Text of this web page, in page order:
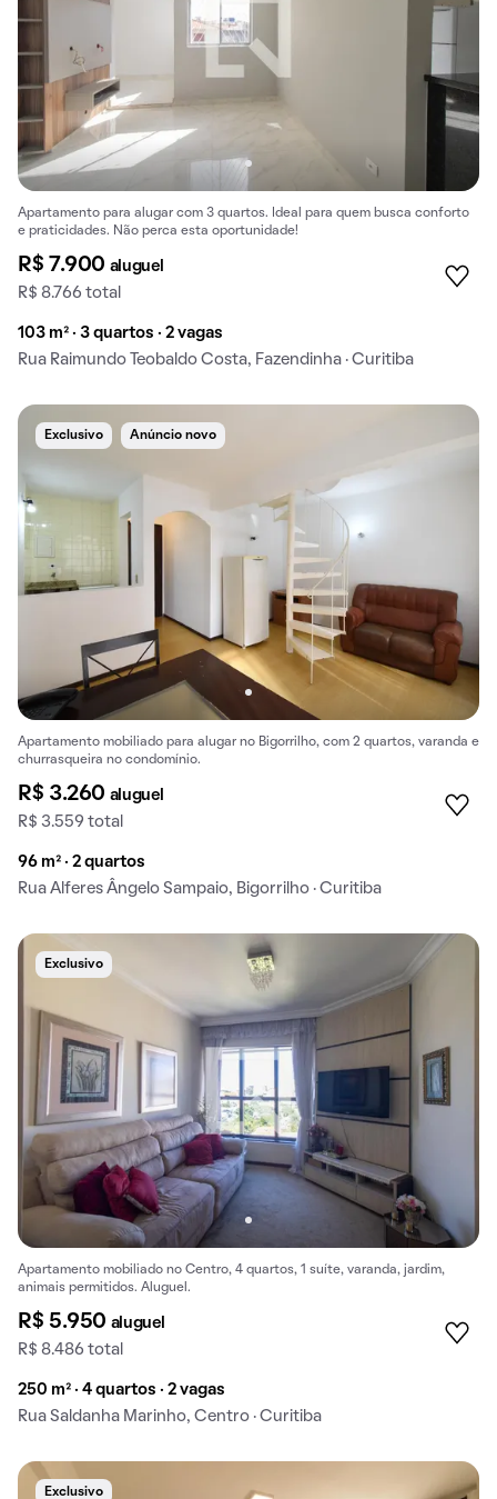
Apartamento para alugar com 3 quartos. Ideal para quem busca conforto
e praticidades. Não perca esta oportunidade!
R$ 7.900 aluguel
R$ 8.766 total
103 m² · 3 quartos · 2 vagas
Rua Raimundo Teobaldo Costa, Fazendinha · Curitiba
Exclusivo Anúncio novo
Apartamento mobiliado para alugar no Bigorrilho, com 2 quartos, varanda e
churrasqueira no condomínio.
R$ 3.260 aluguel
R$ 3.559 total
96 m² · 2 quartos
Rua Alferes Ângelo Sampaio, Bigorrilho · Curitiba
Exclusivo
Apartamento mobiliado no Centro, 4 quartos, 1 suíte, varanda, jardim,
animais permitidos. Aluguel.
R$ 5.950 aluguel
R$ 8.486 total
250 m² · 4 quartos · 2 vagas
Rua Saldanha Marinho, Centro · Curitiba
Exclusivo